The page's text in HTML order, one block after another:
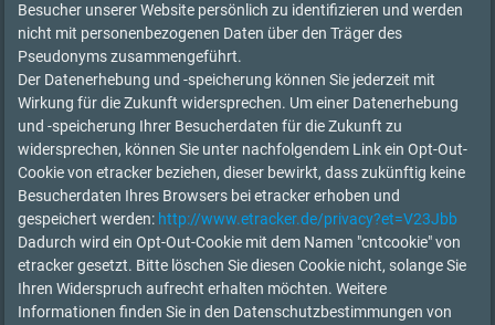
Besucher unserer Website persönlich zu identifizieren und werden
nicht mit personenbezogenen Daten über den Träger des
Pseudonyms zusammengeführt.
Der Datenerhebung und -speicherung können Sie jederzeit mit
Wirkung für die Zukunft widersprechen. Um einer Datenerhebung
und -speicherung Ihrer Besucherdaten für die Zukunft zu
widersprechen, können Sie unter nachfolgendem Link ein Opt-Out-
Cookie von etracker beziehen, dieser bewirkt, dass zukünftig keine
Besucherdaten Ihres Browsers bei etracker erhoben und
gespeichert werden: http://www.etracker.de/privacy?et=V23Jbb
Dadurch wird ein Opt-Out-Cookie mit dem Namen "cntcookie" von
etracker gesetzt. Bitte löschen Sie diesen Cookie nicht, solange Sie
Ihren Widerspruch aufrecht erhalten möchten. Weitere
Informationen finden Sie in den Datenschutzbestimmungen von